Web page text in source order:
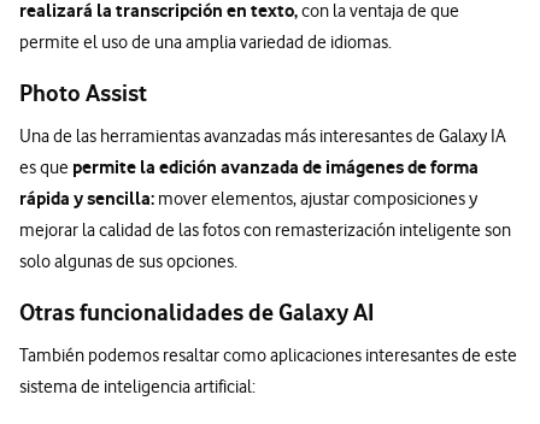
realizará la transcripción en texto,con la ventaja de que
permite el uso de una amplia variedad de idiomas.
Photo Assist
Una de las herramientas avanzadas más interesantes de Galaxy IA
es que permite la edición avanzada de imágenes de forma
rápida y sencilla: mover elementos, ajustar composiciones y
mejorar la calidad de las fotos con remasterización inteligente son
solo algunas de sus opciones.
Otras funcionalidades de Galaxy AI
También podemos resaltar como aplicaciones interesantes de este
sistema de inteligencia artificial: